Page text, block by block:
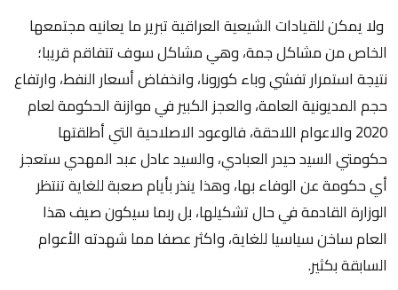
ولا يمكن للقيادات الشيعية العراقية تبرير ما يعانيه مجتمعها
الخاص من مشاكل جمة، وهي مشاكل سوف تتفاقم قريبا؛
نتيجة استمرار تفشي وباء كورونا، وانخفاض أسعار النفط، وارتفاع
حجم المديونية العامة، والعجز الكبير في موازنة الحكومة لعام
2020 والاعوام اللاحقة، فالوعود الاصلاحية التي أطلقتها
حكومتي السيد حيدر العبادي، والسيد عادل عبد المهدي ستعجز
أي حكومة عن الوفاء بها، وهذا ينذر بأيام صعبة للغاية تنتظر
الوزارة القادمة في حال تشكيلها، بل ربما سيكون صيف هذا
العام ساخن سياسيا للغاية، واكثر عصفا مما شهدته الأعوام
السابقة بكثير.